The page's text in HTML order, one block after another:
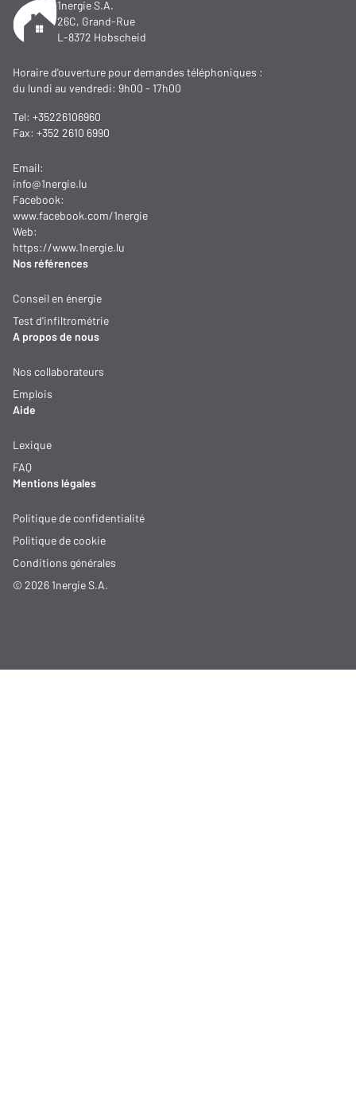
1nergie S.A.
26C, Grand-Rue
L-8372 Hobscheid
Horaire d'ouverture pour demandes téléphoniques :
du lundi au vendredi: 9h00 - 17h00
Tel: +35226106960
Fax: +352 2610 6990
Email:
info@1nergie.lu
Facebook:
www.facebook.com/1nergie
Web:
https://www.1nergie.lu
Nos références
Conseil en énergie
Test d'infiltrométrie
A propos de nous
Nos collaborateurs
Emplois
Aide
Lexique
FAQ
Mentions légales
Politique de confidentialité
Politique de cookie
Conditions générales
© 2026 1nergie S.A.